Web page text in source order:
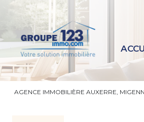
AGENCE IMMOBILIÈRE AUXERRE,